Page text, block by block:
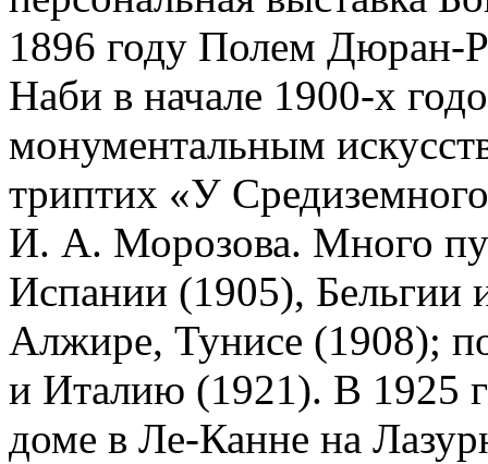
1896 году Полем Дюран-
Наби в начале 1900-х
монументальным
триптих «У
И. А. Морозова. Много
Испании (1905), Бельгии
Алжире, Тунисе (1908);
и Италию (1921). В 1925
доме в Ле-Канне на